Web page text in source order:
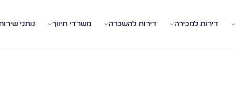
דירות למכירה דירות להשכרה משרדי תיווך נותני